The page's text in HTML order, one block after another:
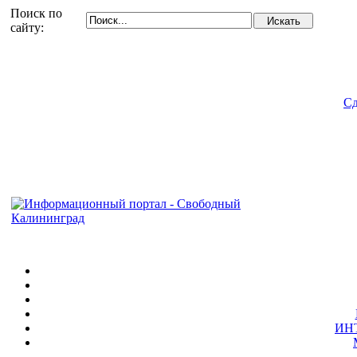
Поиск по
сайту: